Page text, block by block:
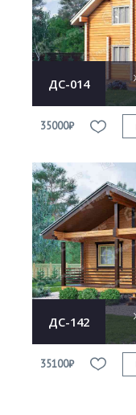
ДС-014
35000₽
ДС-142
35100₽